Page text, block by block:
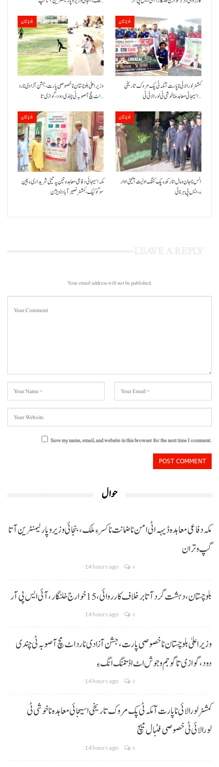
بلوچستان
وزیر اعلیٰ بلوچستان نا خصوصی پارت،جشن آزادی نا رد
اٹ مچ آ صوبہ ٹی چندی دود، گوازی تا…
بلوچستان
کمشنر لورالائی نا پارت آ مکہ ٹی پک مروک تاریخی
اسیجائی معاہدہ نا خوشی ٹی لورالائی ٹی…
بلوچستان
مکہ اسیجائی دفاعی معاہدہ تین پہ تینی شریداری ءِ پین
سوگو کیک،کمشنر نصیرآباد ڈویژن
بلوچستان
الس نا جان و مال انا رکھ ءِ پک کننگ اولیت آتیٹی اوار
ءِ،ایس پی ہرنائی
Your email address will not be published.
Save my name, email, and website in this browser for the next time I comment.
حوال
مکہ دفاعی معاہدہ ڈیہہ اٹی امن نا ضمانت نا کسر ءِ ملک،بنجائی وزیر و پارلیمنٹرین آتا
گپ و تران
14 hours ago 0
بلوچستان، دہشت گرد آتا برخلاف کارروائی، 15خوارج خلنگار،آئی ایس پی آر
14 hours ago 0
وزیر اعلیٰ بلوچستان نا خصوصی پارت،جشن آزادی نا رد اٹ مچ آ صوبہ ٹی چندی
دود، گوازی تا گو جم و جوش اٹ اڈ تننگ انگ ءِ
14 hours ago 0
کمشنر لورالائی نا پارت آ مکہ ٹی پک مروک تاریخی اسیجائی معاہدہ نا خوشی ٹی
لورالائی ٹی خصوصی فٹبال میچ
14 hours ago 0